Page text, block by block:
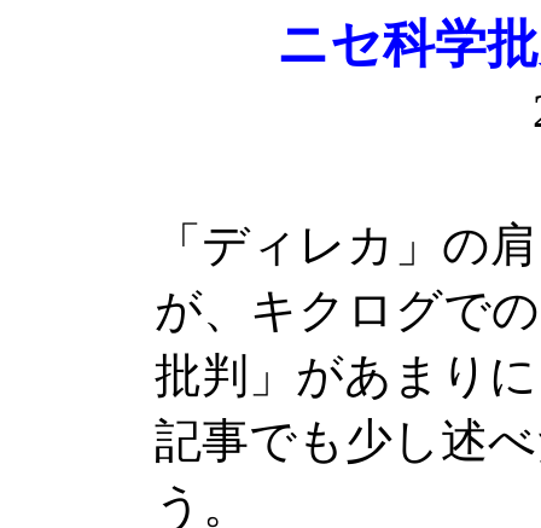
ニセ科学
「ディレカ」の
が、キクログで
批判」があまり
記事でも少し述
う。